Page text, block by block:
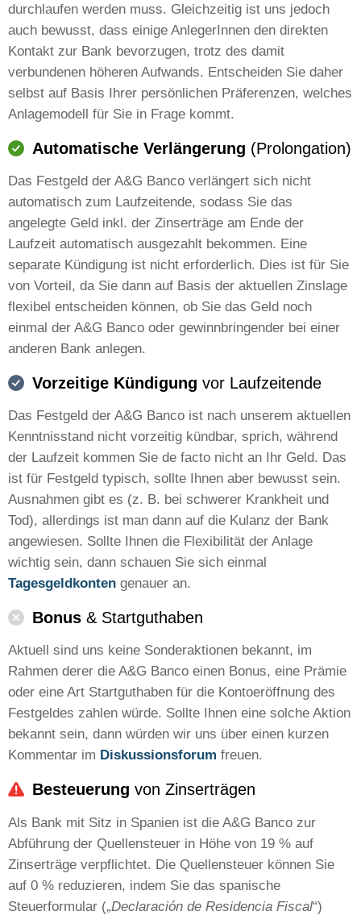
durchlaufen werden muss. Gleichzeitig ist uns jedoch
auch bewusst, dass einige AnlegerInnen den direkten
Kontakt zur Bank bevorzugen, trotz des damit
verbundenen höheren Aufwands. Entscheiden Sie daher
selbst auf Basis Ihrer persönlichen Präferenzen, welches
Anlagemodell für Sie in Frage kommt.
Automatische Verlängerung (Prolongation)
Das Festgeld der A&G Banco verlängert sich nicht
automatisch zum Laufzeitende, sodass Sie das
angelegte Geld inkl. der Zinserträge am Ende der
Laufzeit automatisch ausgezahlt bekommen. Eine
separate Kündigung ist nicht erforderlich. Dies ist für Sie
von Vorteil, da Sie dann auf Basis der aktuellen Zinslage
flexibel entscheiden können, ob Sie das Geld noch
einmal der A&G Banco oder gewinnbringender bei einer
anderen Bank anlegen.
Vorzeitige Kündigung vor Laufzeitende
Das Festgeld der A&G Banco ist nach unserem aktuellen
Kenntnisstand nicht vorzeitig kündbar, sprich, während
der Laufzeit kommen Sie de facto nicht an Ihr Geld. Das
ist für Festgeld typisch, sollte Ihnen aber bewusst sein.
Ausnahmen gibt es (z. B. bei schwerer Krankheit und
Tod), allerdings ist man dann auf die Kulanz der Bank
angewiesen. Sollte Ihnen die Flexibilität der Anlage
wichtig sein, dann schauen Sie sich einmal
Tagesgeldkonten genauer an.
Bonus & Startguthaben
Aktuell sind uns keine Sonderaktionen bekannt, im
Rahmen derer die A&G Banco einen Bonus, eine Prämie
oder eine Art Startguthaben für die Kontoeröffnung des
Festgeldes zahlen würde. Sollte Ihnen eine solche Aktion
bekannt sein, dann würden wir uns über einen kurzen
Kommentar im Diskussionsforum freuen.
Besteuerung von Zinserträgen
Als Bank mit Sitz in Spanien ist die A&G Banco zur
Abführung der Quellensteuer in Höhe von 19 % auf
Zinserträge verpflichtet. Die Quellensteuer können Sie
auf 0 % reduzieren, indem Sie das spanische
Steuerformular („Declaración de Residencia Fiscal“)